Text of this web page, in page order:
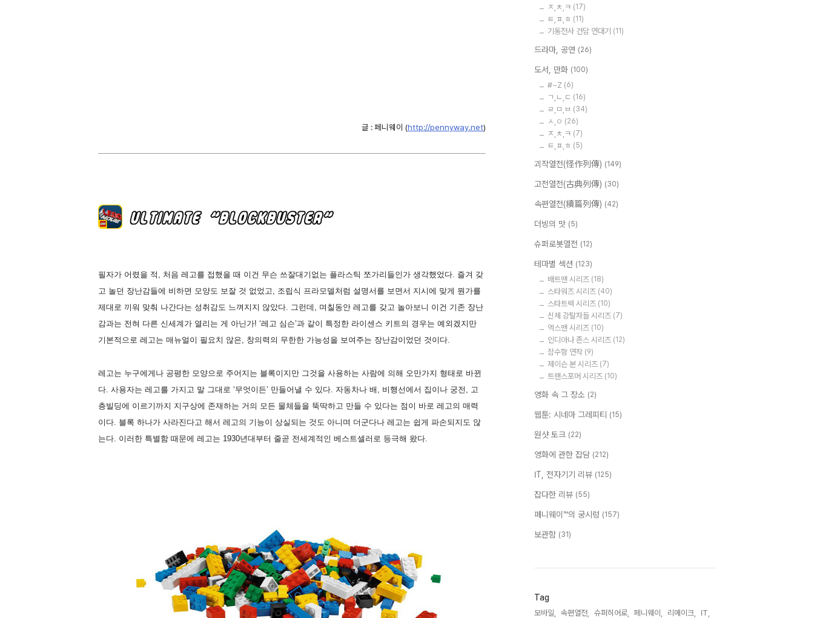
글 : 페니웨이 (http://pennyway.net)
필자가 어렸을 적, 처음 레고를 접했을 때 이건 무슨 쓰잘대기없는 플라스틱 쪼가리들인가 생각했었다. 즐겨 갖
고 놀던 장난감들에 비하면 모양도 보잘 것 없었고, 조립식 프라모델처럼 설명서를 보면서 지시에 맞게 뭔가를
제대로 끼워 맞춰 나간다는 성취감도 느껴지지 않았다. 그런데, 며칠동안 레고를 갖고 놀아보니 이건 기존 장난
감과는 전혀 다른 신세계가 열리는 게 아닌가! ‘레고 심슨’과 같이 특정한 라이센스 키트의 경우는 예외겠지만
기본적으로 레고는 매뉴얼이 필요치 않은, 창의력의 무한한 가능성을 보여주는 장난감이었던 것이다.
레고는 누구에게나 공평한 모양으로 주어지는 블록이지만 그것을 사용하는 사람에 의해 오만가지 형태로 바뀐
다. 사용자는 레고를 가지고 말 그대로 ‘무엇이든’ 만들어낼 수 있다. 자동차나 배, 비행선에서 집이나 궁전, 고
층빌딩에 이르기까지 지구상에 존재하는 거의 모든 물체들을 뚝딱하고 만들 수 있다는 점이 바로 레고의 매력
이다. 블록 하나가 사라진다고 해서 레고의 기능이 상실되는 것도 아니며 더군다나 레고는 쉽게 파손되지도 않
는다. 이러한 특별함 때문에 레고는 1930년대부터 줄곧 전세계적인 베스트셀러로 등극해 왔다.
ㅈ,ㅊ,ㅋ (17)
ㅌ,ㅍ,ㅎ (11)
기동전사 건담 연대기 (11)
드라마, 공연 (26)
도서, 만화 (100)
#~Z (6)
ㄱ,ㄴ,ㄷ (16)
ㄹ,ㅁ,ㅂ (34)
ㅅ,ㅇ (26)
ㅈ,ㅊ,ㅋ (7)
ㅌ,ㅍ,ㅎ (5)
괴작열전(怪作列傳) (149)
고전열전(古典列傳) (30)
속편열전(續篇列傳) (42)
더빙의 맛 (5)
슈퍼로봇열전 (12)
테마별 섹션 (123)
배트맨 시리즈 (18)
스타워즈 시리즈 (40)
스타트렉 시리즈 (10)
신체 강탈자들 시리즈 (7)
엑스맨 시리즈 (10)
인디아나 존스 시리즈 (12)
잠수함 연작 (9)
제이슨 본 시리즈 (7)
트랜스포머 시리즈 (10)
영화 속 그 장소 (2)
웹툰: 시네마 그레피티 (15)
원샷 토크 (22)
영화에 관한 잡담 (212)
IT, 전자기기 리뷰 (125)
잡다한 리뷰 (55)
페니웨이™의 궁시렁 (157)
보관함 (31)
Tag
모바일, 속편열전, 슈퍼히어로, 페니웨이, 리메이크,
IT,